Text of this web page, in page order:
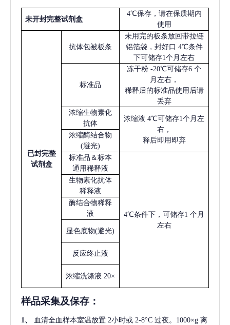
未开封完整试剂盒
4℃保存，请在保质期内
使用
已封完整
试剂盒
抗体包被板条
未用完的板条放回带拉链
铝箔袋，封好口 4℃条件
下可储存1个月左右
标准品
冻干粉 -20℃可储存6 个
月左右，
稀释后的标准品使用后请
丢弃
浓缩生物素化
抗体
浓缩液 4℃可储存1个月左
右，
释后即用即弃
浓缩酶结合物
(避光)
标准品＆标本
通用稀释液
4℃条件下，可储存1 个月
左右
生物素化抗体
稀释液
酶结合物稀释
液
显色底物(避光)
反应终止液
浓缩洗涤液 20×
样品采集及保存 ：
1、 血清全血样本室温放置 2小时或 2-8°C 过夜。1000×g 离